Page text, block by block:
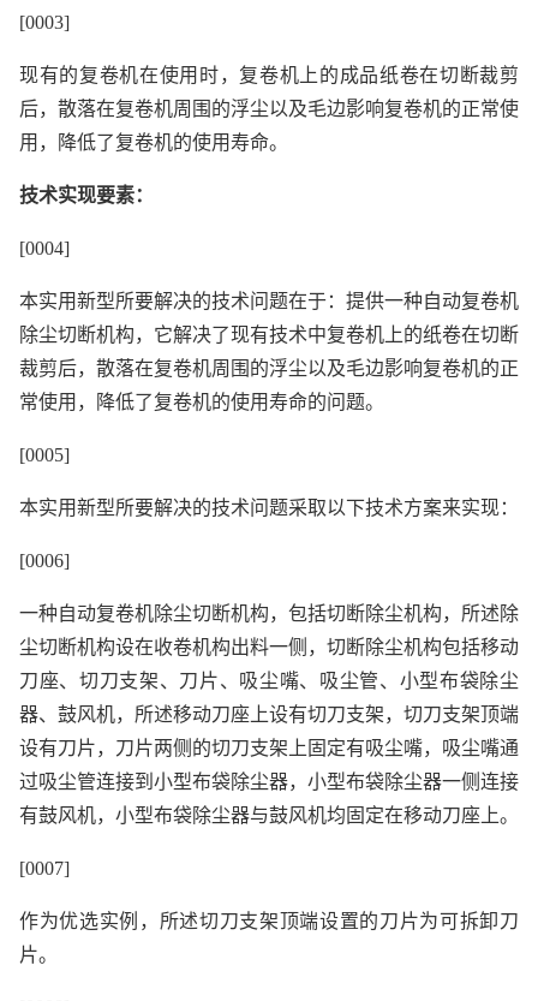
[0003]
现有的复卷机在使用时，复卷机上的成品纸卷在切断裁剪
后，散落在复卷机周围的浮尘以及毛边影响复卷机的正常使
用，降低了复卷机的使用寿命。
技术实现要素：
[0004]
本实用新型所要解决的技术问题在于：提供一种自动复卷机
除尘切断机构，它解决了现有技术中复卷机上的纸卷在切断
裁剪后，散落在复卷机周围的浮尘以及毛边影响复卷机的正
常使用，降低了复卷机的使用寿命的问题。
[0005]
本实用新型所要解决的技术问题采取以下技术方案来实现：
[0006]
一种自动复卷机除尘切断机构，包括切断除尘机构，所述除
尘切断机构设在收卷机构出料一侧，切断除尘机构包括移动
刀座、切刀支架、刀片、吸尘嘴、吸尘管、小型布袋除尘
器、鼓风机，所述移动刀座上设有切刀支架，切刀支架顶端
设有刀片，刀片两侧的切刀支架上固定有吸尘嘴，吸尘嘴通
过吸尘管连接到小型布袋除尘器，小型布袋除尘器一侧连接
有鼓风机，小型布袋除尘器与鼓风机均固定在移动刀座上。
[0007]
作为优选实例，所述切刀支架顶端设置的刀片为可拆卸刀
片。